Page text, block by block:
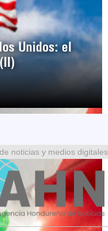
Unidos: el
noticias y medios digitales